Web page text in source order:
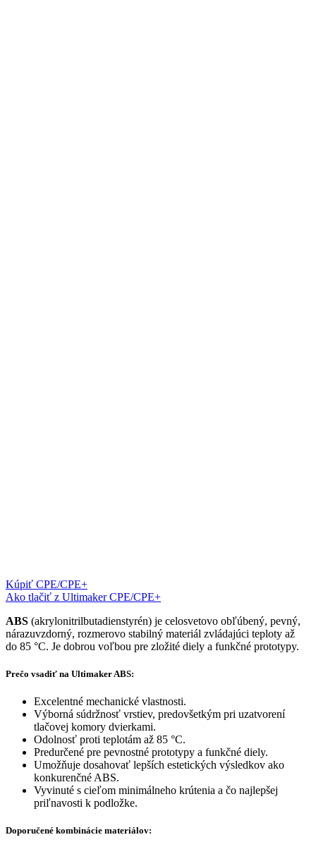
Kúpiť CPE/CPE+
Ako tlačiť z Ultimaker CPE/CPE+
ABS (akrylonitrilbutadienstyrén) je celosvetovo obľúbený, pevný,
nárazuvzdorný, rozmerovo stabilný materiál zvládajúci teploty až
do 85 °C. Je dobrou voľbou pre zložité diely a funkčné prototypy.
Prečo vsadiť na Ultimaker ABS:
Excelentné mechanické vlastnosti.
Výborná súdržnosť vrstiev, predovšetkým pri uzatvorení
tlačovej komory dvierkami.
Odolnosť proti teplotám až 85 °C.
Predurčené pre pevnostné prototypy a funkčné diely.
Umožňuje dosahovať lepších estetických výsledkov ako
konkurenčné ABS.
Vyvinuté s cieľom minimálneho krútenia a čo najlepšej
priľnavosti k podložke.
Doporučené kombinácie materiálov: